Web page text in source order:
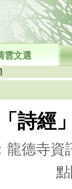
雲文選
「詩經
德寺